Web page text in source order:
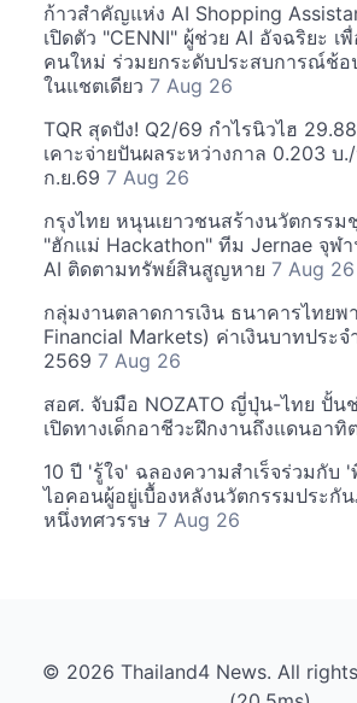
ก้าวสำคัญแห่ง AI Shopping
เปิดตัว "CENNI" ผู้ช่วย AI อัจฉริยะ เ
คนใหม่ ร่วมยกระดับประสบการณ์ช้อ
ในแชตเดียว 7 Aug 26
TQR สุดปัง! Q2/69 กำไรนิวไฮ
เคาะจ่ายปันผลระหว่างกาล 0.203
ก.ย.69 7 Aug 26
กรุงไทย หนุนเยาวชนสร้างนวัตกรรม
"ฮักแม่ Hackathon" ทีม Jernae จุฬ
AI ติดตามทรัพย์สินสูญหาย 7 Aug 26
กลุ่มงานตลาดการเงิน ธนาคารไทย
Financial Markets) ค่าเงินบาทประ
2569 7 Aug 26
สอศ. จับมือ NOZATO ญี่ปุ่น-ไทย ปั้น
เปิดทางเด็กอาชีวะฝึกงานถึงแดนอาทิ
10 ปี 'รู้ใจ' ฉลองความสำเร็จร่วมกับ
ไอคอนผู้อยู่เบื้องหลังนวัตกรรมประกั
หนึ่งทศวรรษ 7 Aug 26
© 2026 Thailand4 News. All